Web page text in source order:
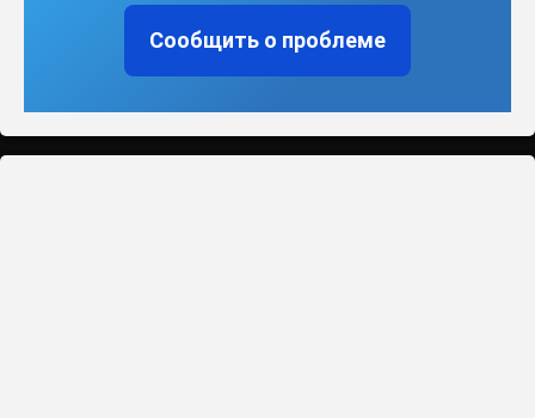
Сообщить о проблеме